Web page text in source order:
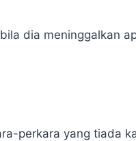
dia meninggalkan
perkara yang tiada